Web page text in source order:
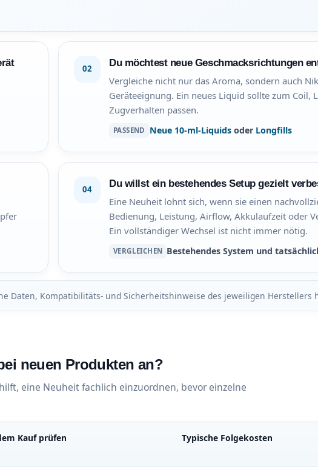
02
Du möchtest neue Geschmacksrichtungen
Vergleiche nicht nur das Aroma, sondern auch
Geräteeignung. Ein neues Liquid sollte zum Coil,
Zugverhalten passen.
PASSEND Neue 10-ml-Liquidsoder Longfills
04
Du willst ein bestehendes Setup gezielt
Eine Neuheit lohnt sich, wenn sie einen
Bedienung, Leistung, Airflow, Akkulaufzeit oder
Ein vollständiger Wechsel ist nicht immer nötig.
VERGLEICHEN Bestehendes System und
Daten, Kompatibilitäts- und Sicherheitshinweise des jeweiligen Herstellers
neuen Produkten an?
eine Neuheit fachlich einzuordnen, bevor einzelne
Kauf prüfen Typische Folgekosten